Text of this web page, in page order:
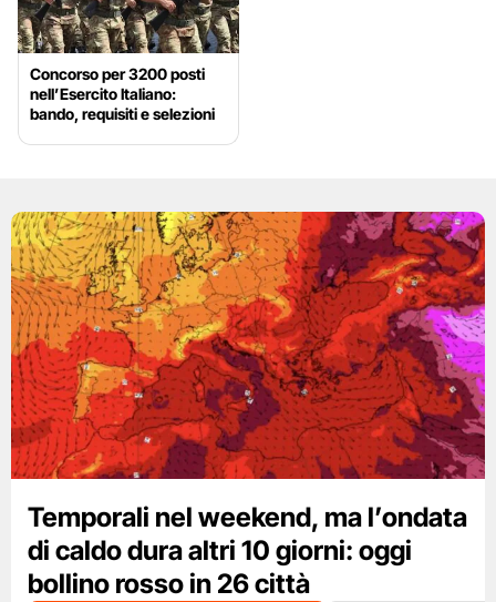
Concorso per 3200 posti
nell’Esercito Italiano:
bando, requisiti e selezioni
Temporali nel weekend, ma l’ondata
di caldo dura altri 10 giorni: oggi
bollino rosso in 26 città